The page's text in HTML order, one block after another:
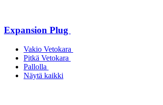
Expansion Plug
Vakio Vetokara
Pitkä Vetokara
Pallolla
Näytä kaikki